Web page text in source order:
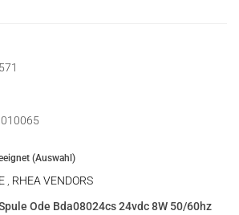
(Auswahl)
RHEA VENDORS
Ode Bda08024cs 24vdc 8W 50/60hz